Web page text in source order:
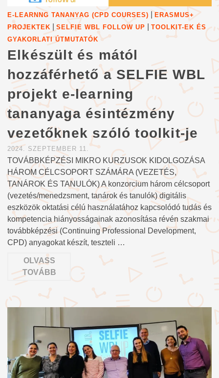
E-LEARNNG TANANYAG (CPD COURSES) |ERASMUS+
PROJEKTEK
SELFIE WBL FOLLOW UP
TOOLKIT-EK ÉS
GYAKORLATI ÚTMUTATÓK
Elkészült és mától
hozzáférhető a SELFIE WBL
projekt e-learning
tananyaga ésintézmény
vezetőknek szóló toolkit-je
2024. SZEPTEMBER 11.
TOVÁBBKÉPZÉSI MIKRO KURZUSOK KIDOLGOZÁSA
HÁROM CÉLCSOPORT SZÁMÁRA (VEZETÉS,
TANÁROK ÉS TANULÓK) A konzorcium három célcsoport
(vezetés/menedzsment, tanárok és tanulók) digitális
eszközök oktatási célú használatához kapcsolódó tudás és
kompetencia hiányosságainak azonosítása révén szakmai
továbbképzési (Continuing Professional Development,
CPD) anyagokat készít, teszteli …
OLVASS
TOVÁBB